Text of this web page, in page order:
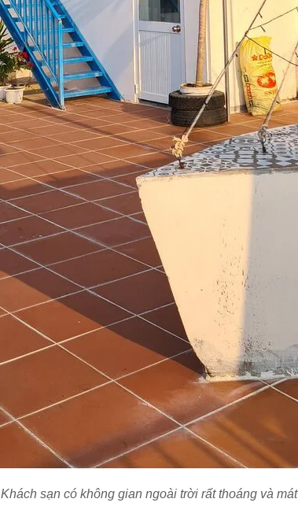
Khách sạn có không gian ngoài trời rất thoáng và mát